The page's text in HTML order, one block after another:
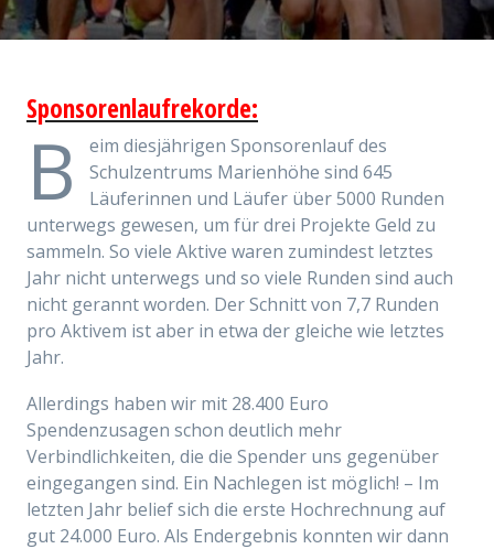
Sponsorenlaufrekorde:
B
eim diesjährigen Sponsorenlauf des
Schulzentrums Marienhöhe sind 645
Läuferinnen und Läufer über 5000 Runden
unterwegs gewesen, um für drei Projekte Geld zu
sammeln. So viele Aktive waren zumindest letztes
Jahr nicht unterwegs und so viele Runden sind auch
nicht gerannt worden. Der Schnitt von 7,7 Runden
pro Aktivem ist aber in etwa der gleiche wie letztes
Jahr.
Allerdings haben wir mit 28.400 Euro
Spendenzusagen schon deutlich mehr
Verbindlichkeiten, die die Spender uns gegenüber
eingegangen sind. Ein Nachlegen ist möglich! – Im
letzten Jahr belief sich die erste Hochrechnung auf
gut 24.000 Euro. Als Endergebnis konnten wir dann